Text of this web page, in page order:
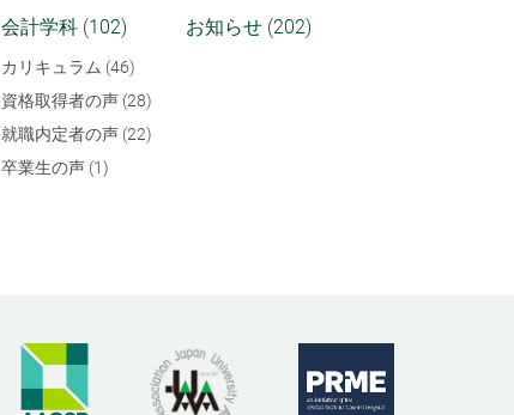
会計学科 (102)
カリキュラム (46)
資格取得者の声 (28)
就職内定者の声 (22)
卒業生の声 (1)
お知らせ (202)